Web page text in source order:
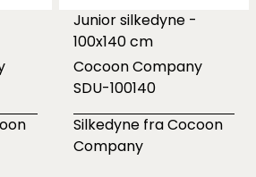
Junior silkedyne -
100x140 cm
Cocoon Company
SDU-100140
Silkedyne fra Cocoon
Company